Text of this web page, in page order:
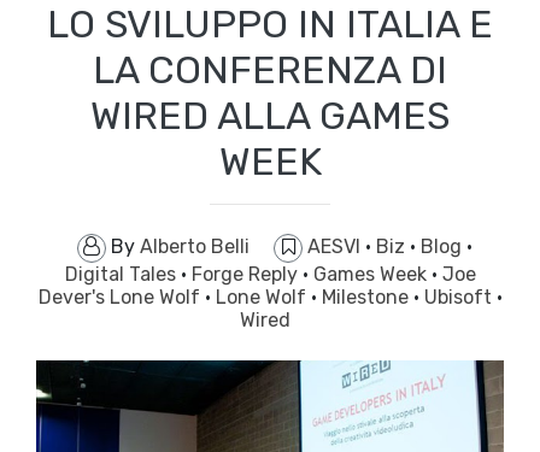
LO SVILUPPO IN ITALIA E
LA CONFERENZA DI
WIRED ALLA GAMES
WEEK
By Alberto Belli AESVI · Biz · Blog ·
Digital Tales · Forge Reply · Games Week · Joe
Dever's Lone Wolf · Lone Wolf · Milestone · Ubisoft ·
Wired